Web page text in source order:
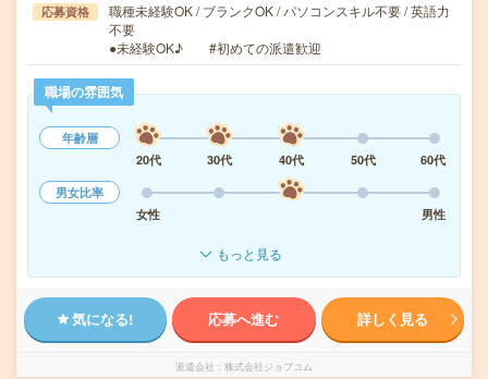
応募資格
職種未経験OK / ブランクOK / パソコンスキル不要 / 英語力
不要
●未経験OK♪ #初めての派遣歓迎
職場の雰囲気
年齢層
20代
30代 40代 50代
60代
男女比率
女性
男性
もっと見る
気になる! 応募へ進む 詳しく見る
派遣会社 株式会社ジョブコム